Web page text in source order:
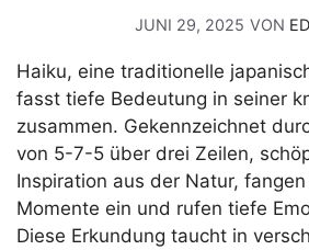
JUNI 29, 2025 VON
Haiku, eine traditionelle
fasst tiefe Bedeutung in seiner
zusammen. Gekennzeichnet
von 5-7-5 über drei Zeilen,
Inspiration aus der Natur,
Momente ein und rufen tiefe
Diese Erkundung taucht in